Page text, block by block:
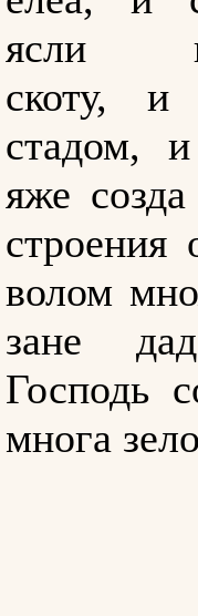
ясли
скоту, и
стадом,
яже
строения
волом
зане
Господь
многа